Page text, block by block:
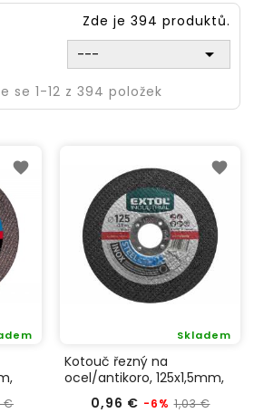
Zde je 394 produktů.
---

se 1-12 z 394 položek
€Cena
Kotouč řezný na
ocel/antikoro, 125x1,5mm,
Extol Industrial 8701012
0,96 € Běžná
-6% 1,03 €
Skladem
Cena